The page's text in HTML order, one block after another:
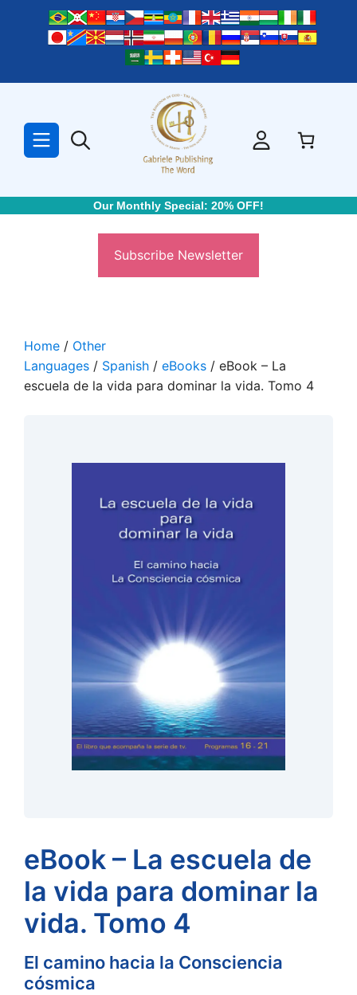
Our Monthly Special: 20% OFF!
Subscribe Newsletter
Home / Other
Languages / Spanish / eBooks / eBook – La
escuela de la vida para dominar la vida. Tomo 4
eBook – La escuela de
la vida para dominar la
vida. Tomo 4
El camino hacia la Consciencia
cósmica